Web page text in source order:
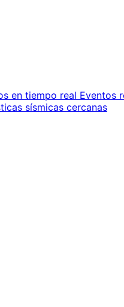
en tiempo real Eventos
sísmicas cercanas